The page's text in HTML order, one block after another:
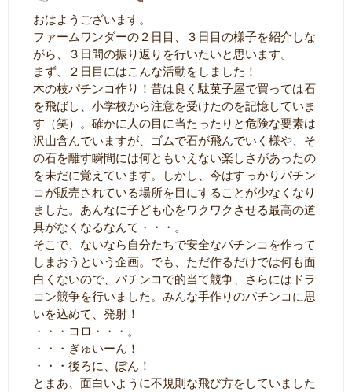
おはようございます。
ファームワンダーの２日目、３日目の様子を紹介しな
がら、３日間の振り返りを行いたいと思います。
まず、２日目にはこんな活動をしました！
木の枝パチンコ作り！昔は良く駄菓子屋で買っては石
を飛ばし、小学校から注意を受けたのを記憶していま
す（笑）。確かに人の目に当たったりと危険な要素は
沢山含んでいますが、ゴムで石が飛んでいく様や、そ
の石を離す瞬間には何ともいえない楽しさがあったの
を未だに覚えています。しかし、今はすっかりパチン
コが販売されている場所を目にすることが少なくなり
ました。あんなに子ども心をワクワクさせる最高の道
具がなくなるなんて・・・。
そこで、ないなら自分たちで安全なパチンコを作って
しまおうという企画。でも、ただ作るだけでは何も面
白くないので、パチンコで的当て競争、さらにはドラ
コン競争を行いました。みんな手作りのパチンコに思
いを込めて、発射！
・・・コロ・・・。
・・・ぎゅいーん！
・・・後ろに、ぽん！
とまあ、面白いように不規則な飛び方をしていました